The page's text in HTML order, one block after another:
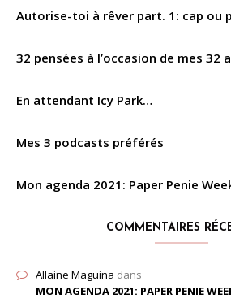
Autorise-toi à rêver part. 1: cap ou
32 pensées à l’occasion de mes 32
En attendant Icy Park…
Mes 3 podcasts préférés
Mon agenda 2021: Paper Penie
COMMENTAIRES
Allaine Maguina dans
MON AGENDA 2021: PAPER PENIE